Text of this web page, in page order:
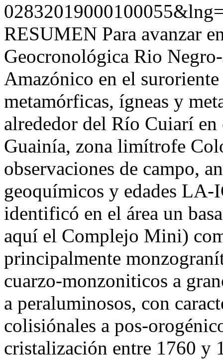
RESUMEN Para avanzar
Geocronológica Rio
Amazónico en el
metamórficas, ígneas y
alrededor del Río Cuiarí
Guainía, zona limítrofe
observaciones de campo,
geoquímicos y edades LA-
identificó en el área un
aquí el Complejo Mini)
principalmente
cuarzo-monzoniticos a
a peraluminosos, con
colisiónales a pos-
cristalización entre 1760 y